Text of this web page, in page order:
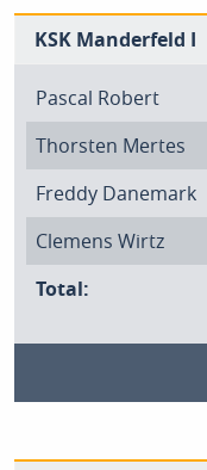
KSK Manderfeld I
Pascal Robert
Thorsten Mertes
Freddy Danemark
Clemens Wirtz
Total: